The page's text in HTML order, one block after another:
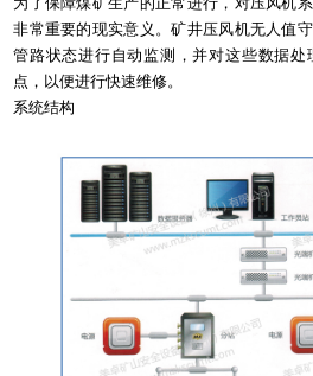
非常重要的现实意义。矿井压风机无人值
管路状态进行自动监测，并对这些数据
点，以便进行快速维修。
系统结构